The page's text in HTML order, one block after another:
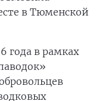
в Тюменской
года в рамках